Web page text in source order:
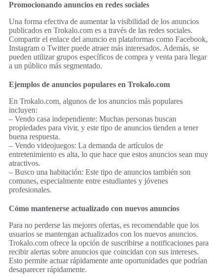
Promocionando anuncios en redes sociales
Una forma efectiva de aumentar la visibilidad de los anuncios
publicados en Trokalo.com es a través de las redes sociales.
Compartir el enlace del anuncio en plataformas como Facebook,
Instagram o Twitter puede atraer más interesados. Además, se
pueden utilizar grupos específicos de compra y venta para llegar
a un público más segmentado.
Ejemplos de anuncios populares en Trokalo.com
En Trokalo.com, algunos de los anuncios más populares
incluyen:
– Vendo casa independiente: Muchas personas buscan
propiedades para vivir, y este tipo de anuncios tienden a tener
buena respuesta.
– Vendo videojuegos: La demanda de artículos de
entretenimiento es alta, lo que hace que estos anuncios sean muy
atractivos.
– Busco una habitación: Este tipo de anuncios también son
comunes, especialmente entre estudiantes y jóvenes
profesionales.
Cómo mantenerse actualizado con nuevos anuncios
Para no perderse las mejores ofertas, es recomendable que los
usuarios se mantengan actualizados con los nuevos anuncios.
Trokalo.com ofrece la opción de suscribirse a notificaciones para
recibir alertas sobre anuncios que coincidan con sus intereses.
Esto permite actuar rápidamente ante oportunidades que podrían
desaparecer rápidamente.